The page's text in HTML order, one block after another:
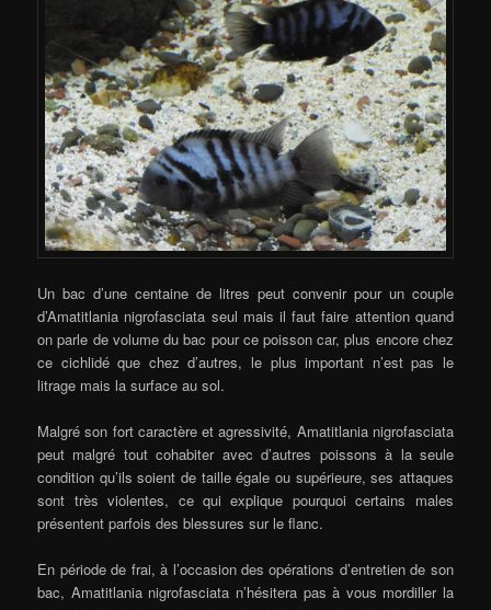
Un bac d’une centaine de litres peut convenir pour un couple
d’Amatitlania nigrofasciata seul mais il faut faire attention quand
on parle de volume du bac pour ce poisson car, plus encore chez
ce cichlidé que chez d’autres, le plus important n’est pas le
litrage mais la surface au sol.
Malgré son fort caractère et agressivité, Amatitlania nigrofasciata
peut malgré tout cohabiter avec d’autres poissons à la seule
condition qu’ils soient de taille égale ou supérieure, ses attaques
sont très violentes, ce qui explique pourquoi certains males
présentent parfois des blessures sur le flanc.
En période de frai, à l’occasion des opérations d’entretien de son
bac, Amatitlania nigrofasciata n’hésitera pas à vous mordiller la